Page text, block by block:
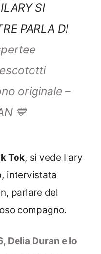
ILARY SI
PARLA DI
originale –
💙
Tok, si vede Ilary
, intervistata
parlare del
compagno.
Delia Duran e lo